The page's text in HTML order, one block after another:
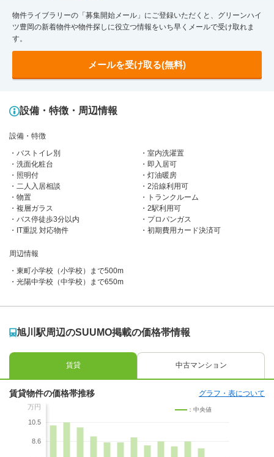
物件ライブラリーの「募集開始メール」にご登録いただくと、グリーンハイ
ツ豊岡の新着物件や物件探しに役立つ情報をいち早くメールで受け取れま
す。
メールを受け取る(無料)
設備・特徴・周辺情報
設備・特徴
バストイレ別
室内洗濯置
洗面化粧台
即入居可
照明付
灯油暖房
二人入居相談
2沿線利用可
物置
トランクルーム
複層ガラス
2駅利用可
バス停徒歩3分以内
プロパンガス
IT重説 対応物件
初期費用カード決済可
周辺情報
東町小学校（小学校）まで500m
光陽中学校（中学校）まで650m
旭川駅周辺のSUUMO掲載の価格帯情報
賃貸 中古マンション
賃貸物件の価格帯推移 グラフ・表について
万円
10.5
8.6
：中央値